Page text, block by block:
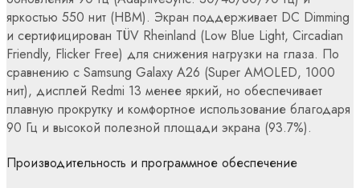
яркостью 550 нит (HBM). Экран поддерживает DC Dimming
и сертифицирован TÜV Rheinland (Low Blue Light, Circadian
Friendly, Flicker Free) для снижения нагрузки на глаза. По
сравнению с Samsung Galaxy A26 (Super AMOLED, 1000
нит), дисплей Redmi 13 менее яркий, но обеспечивает
плавную прокрутку и комфортное использование благодаря
90 Гц и высокой полезной площади экрана (93.7%).
Производительность и программное обеспечение